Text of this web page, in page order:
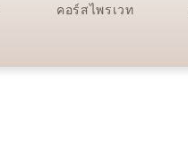
คอร์สไพรเวท